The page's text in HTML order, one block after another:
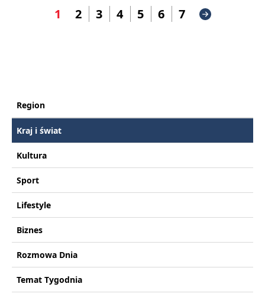
1 2 3 4 5 6 7
Region
Kraj i świat
Kultura
Sport
Lifestyle
Biznes
Rozmowa Dnia
Temat Tygodnia